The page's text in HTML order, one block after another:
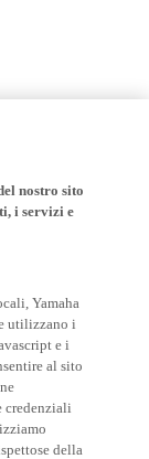
nostro sito
i servizi e
Yamaha
utilizzano i
e i
al sito
credenziali
della